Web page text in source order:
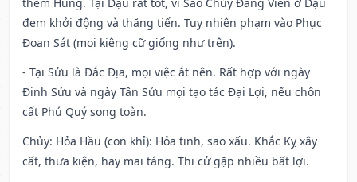
đem khởi động và thăng tiến. Tuy nhiên phạm vào Phục
Đoạn Sát (mọi kiêng cữ giống như trên).
- Tại Sửu là Đắc Địa, mọi việc ắt nên. Rất hợp với ngày
Đinh Sửu và ngày Tân Sửu mọi tạo tác Đại Lợi, nếu chôn
cất Phú Quý song toàn.
Chủy: Hỏa Hầu (con khỉ): Hỏa tinh, sao xấu. Khắc Kỵ xây
cất, thưa kiện, hay mai táng. Thi cử gặp nhiều bất lợi.